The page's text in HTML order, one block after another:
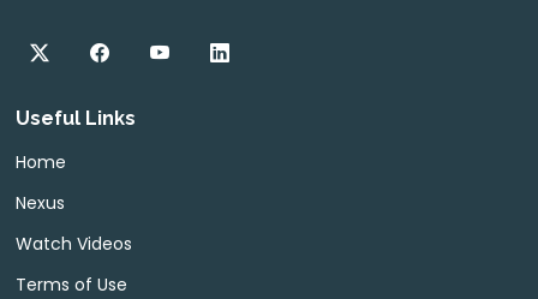
Useful Links
Home
Nexus
Watch Videos
Terms of Use